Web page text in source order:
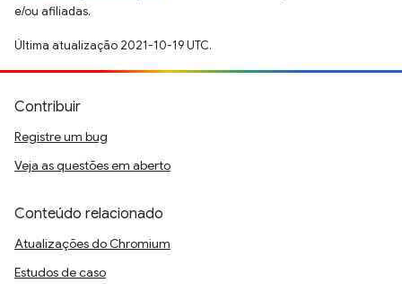
e/ou afiliadas.
Última atualização 2021-10-19 UTC.
Contribuir
Registre um bug
Veja as questões em aberto
Conteúdo relacionado
Atualizações do Chromium
Estudos de caso